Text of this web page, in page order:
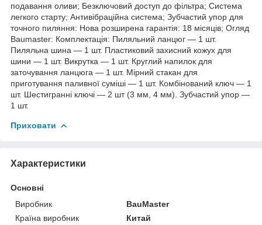
подавання оливи; Безключовий доступ до фільтра; Система
легкого старту; Антивібраційна система; Зубчастий упор для
точного пиляння: Нова розширена гарантія: 18 місяців; Огляд
Baumaster: Комплектація: Пиляльний ланцюг — 1 шт.
Пиляльна шина — 1 шт. Пластиковий захисний кожух для
шини — 1 шт. Викрутка — 1 шт. Круглий напилок для
заточування ланцюга — 1 шт. Мірний стакан для
приготування паливної суміші — 1 шт. Комбінований ключ — 1
шт. Шестигранні ключі — 2 шт (3 мм, 4 мм). Зубчастий упор —
1 шт.
Приховати
Характеристики
Основні
Виробник
BauMaster
Країна виробник
Китай